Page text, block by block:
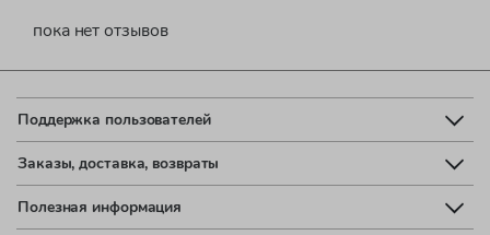
пока нет отзывов
Поддержка пользователей
Заказы, доставка, возвраты
Полезная информация